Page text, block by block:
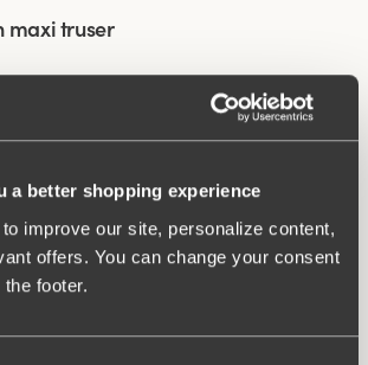
a better shopping experience
improve our site, personalize content,
offers. You can change your consent
footer.
maxi truser
2
2
Comfort maxi truser